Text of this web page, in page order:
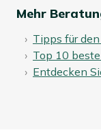
Mehr
Tipps für
Top 10
Entdecken